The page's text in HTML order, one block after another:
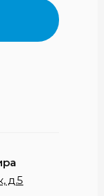
д.5